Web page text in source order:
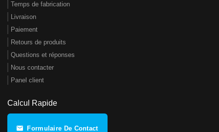
Temps de fabrication
Livraison
Paiement
Retours de produits
Questions et réponses
Nous contacter
Panel client
Calcul Rapide
Formulaire De Contact